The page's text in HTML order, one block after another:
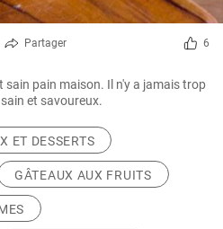
Partager 6
sain pain maison. Il n'y a jamais trop
et savoureux.
ET DESSERTS
GÂTEAUX AUX FRUITS